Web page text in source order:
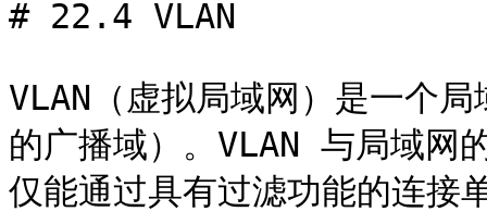
# 22.4 VLAN
VLAN（虚拟局域网）是一个
的广播域）。VLAN 与局域网
仅能通过具有过滤功能的连接